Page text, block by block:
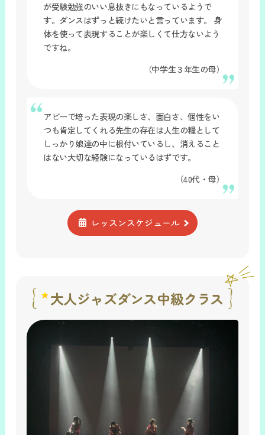
が受験勉強のいい息抜きにもなっているようで
す。ダンスはずっと続けたいと言っています。 身
体を使って表現することが楽しくて仕方ないよう
ですね。
（中学生３年生の母）
アビーで培った表現の楽しさ、面白さ、個性をい
つも肯定してくれる先生の存在は人生の糧として
しっかり娘達の中に根付いているし、消えること
はない大切な経験になっているはずです。
（40代・母）
レッスンスケジュール
大人ジャズダンス中級クラス